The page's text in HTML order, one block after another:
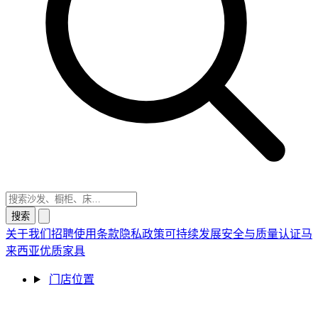
搜索
关于我们 招聘使用条款隐私政策可持续发展安全与质量认证马
来西亚优质家具
门店位置